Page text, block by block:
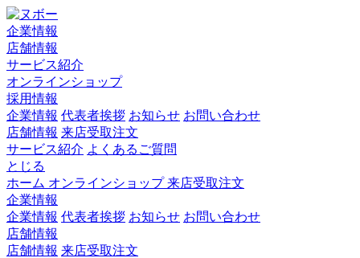
企業情報
店舗情報
サービス紹介
オンラインショップ
採用情報
企業情報 代表者挨拶 お知らせ お問い合わせ
店舗情報 来店受取注文
サービス紹介 よくあるご質問
とじる
ホーム オンラインショップ来店受取注文
企業情報
企業情報 代表者挨拶 お知らせ お問い合わせ
店舗情報
店舗情報 来店受取注文